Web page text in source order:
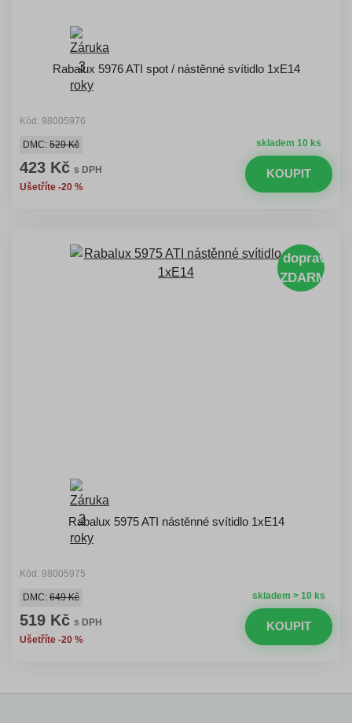
Rabalux 5976 ATI spot / nástěnné svítidlo 1xE14
Kód: 98005976
skladem 10 ks
DMC: 529 Kč
423 Kč s DPH
Ušetříte -20 %
KOUPIT
doprava
ZDARMA
Rabalux 5975 ATI nástěnné svítidlo 1xE14
Kód: 98005975
skladem > 10 ks
DMC: 649 Kč
519 Kč s DPH
Ušetříte -20 %
KOUPIT